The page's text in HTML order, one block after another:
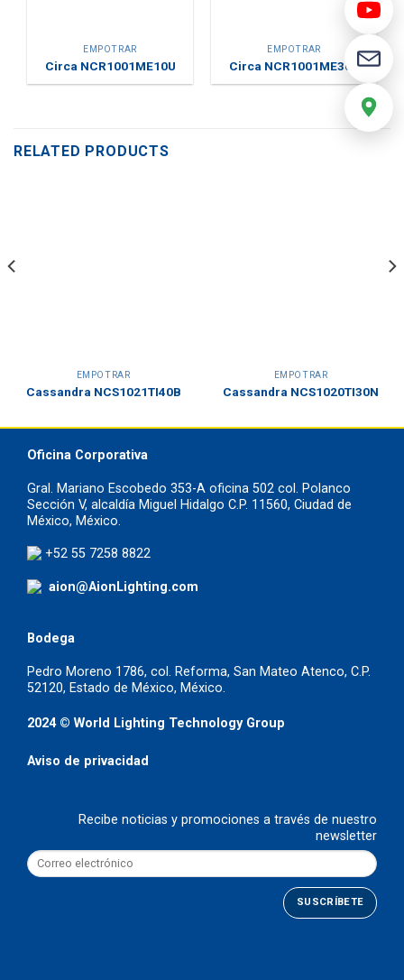
EMPOTRAR
Circa NCR1001ME10U
EMPOTRAR
Circa NCR1001ME30U
RELATED PRODUCTS
EMPOTRAR
Cassandra NCS1021TI40B
EMPOTRAR
Cassandra NCS1020TI30N
Oficina Corporativa
Gral. Mariano Escobedo 353-A oficina 502 col. Polanco
Sección V, alcaldía Miguel Hidalgo C.P. 11560, Ciudad de
México, México.
+52 55 7258 8822
aion@AionLighting.com
Bodega
Pedro Moreno 1786, col. Reforma, San Mateo Atenco, C.P.
52120, Estado de México, México.
2024 © World Lighting Technology Group
Aviso de privacidad
Recibe noticias y promociones a través de nuestro
newsletter